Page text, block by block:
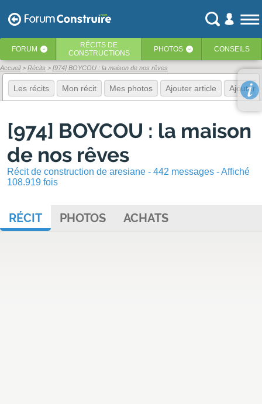
FORUM ‹ RÉCITS DE
CONSTRUCTIONS
PHOTOS ‹ CONSEILS
Accueil Récits [974] BOYCOU : la maison de nos rêves
Les récits Mon récit Mes photos Ajouter article Ajouter
[974] BOYCOU : la maison
de nos rêves
Récit de construction de aresiane - 442 messages - Affiché
108.919 fois
RÉCIT PHOTOS ACHATS